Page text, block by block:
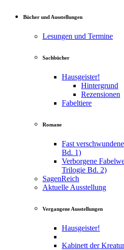
Bücher und Ausstellungen
Lesungen und Termine
Sachbücher
Hausgeister!
Hintergrund
Rezensionen
Fabeltiere
Romane
Fast
Bd. 1)
Verborgene
Trilogie Bd. 2)
SagenReich
Aktuelle Ausstellung
Vergangene Ausstellungen
Hausgeister!
Kabinett der